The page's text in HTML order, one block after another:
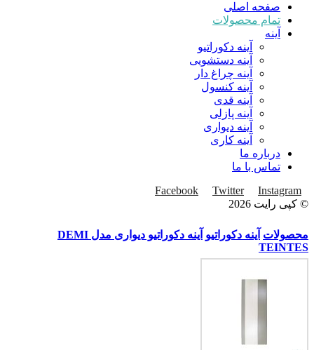
صفحه اصلی
تمام محصولات
آینه
آینه دکوراتیو
آینه دستشویی
آینه چراغ دار
آینه کنسول
آینه قدی
آینه پازلی
آینه دیواری
آینه کاری
درباره ما
تماس با ما
Facebook
Twitter
Instagram
© کپی رایت 2026
محصولات آینه دکوراتیو
آینه دکوراتیو دیواری مدل DEMI
TEINTES